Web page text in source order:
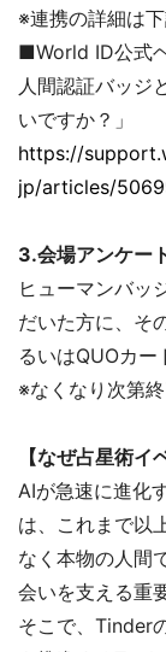
※連携の詳細は
■World ID公式
人間認証バッジ
いですか？」
https://
jp/articles/
3.会場アンケー
ヒューマンバッ
だいた方に、そ
るいはQUOカー
※なくなり次第終
【なぜ占星術イ
AIが急速に進化
は、これまで以
なく本物の人間
会いを支える重
そこで、Tinder